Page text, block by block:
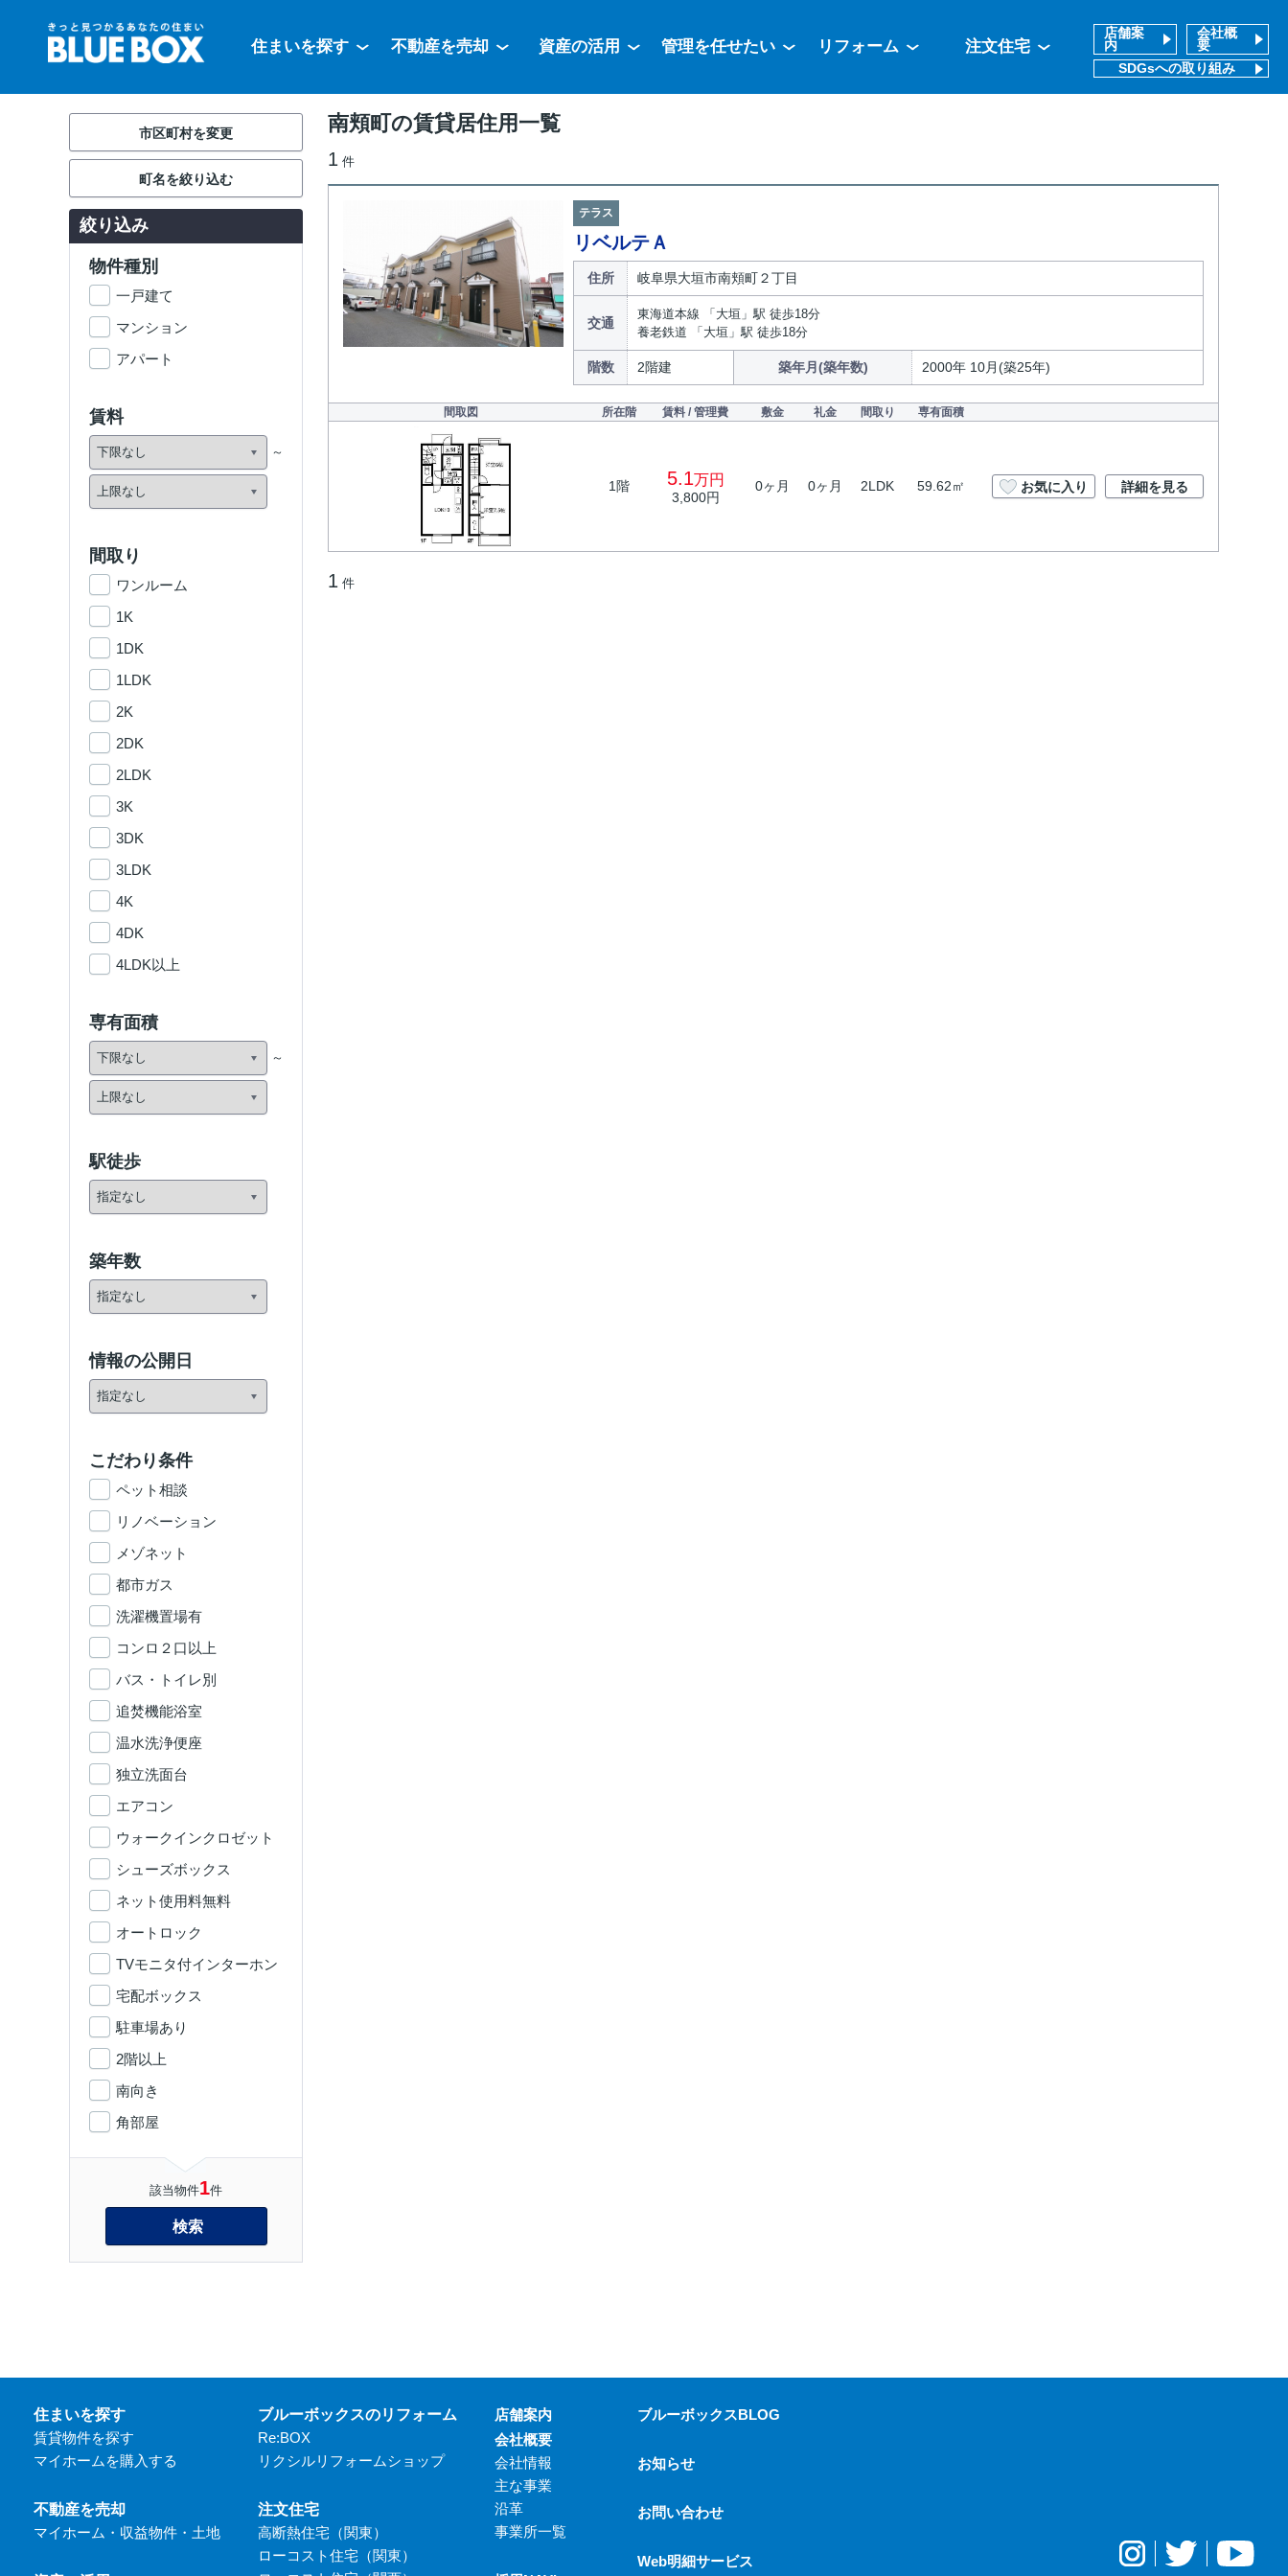
住まいを探す 不動産を売却 資産の活用 管理を任せたい リフォーム 注文住宅
店舗案
内
会社概
要
SDGsへの取り組み
南頬町の賃貸居住用一覧
1 件
テラス
リベルテＡ
住所 岐阜県大垣市南頬町２丁目
交通
東海道本線 「大垣」駅 徒歩18分
養老鉄道 「大垣」駅 徒歩18分
階数 2階建 築年月(築年数) 2000年 10月(築25年)
間取図 所在階 賃料 / 管理費 敷金 礼金 間取り 専有面積
1階 5.1万円
3,800円
0ヶ月 0ヶ月 2LDK 59.62㎡ お気に入り 詳細を見る
1 件
市区町村を変更
町名を絞り込む
絞り込み
物件種別
一戸建て
マンション
アパート
賃料
間取り
ワンルーム
1K
1DK
1LDK
2K
2DK
2LDK
3K
3DK
3LDK
4K
4DK
4LDK以上
専有面積
駅徒歩
築年数
情報の公開日
こだわり条件
ペット相談
リノベーション
メゾネット
都市ガス
洗濯機置場有
コンロ２口以上
バス・トイレ別
追焚機能浴室
温水洗浄便座
独立洗面台
エアコン
ウォークインクロゼット
シューズボックス
ネット使用料無料
オートロック
TVモニタ付インターホン
宅配ボックス
駐車場あり
2階以上
南向き
角部屋
該当物件1件
検索
住まいを探す
賃貸物件を探す
マイホームを購入する
不動産を売却
マイホーム・収益物件・土地
ブルーボックスのリフォーム
Re:BOX
リクシルリフォームショップ
注文住宅
高断熱住宅（関東）
ローコスト住宅（関東）
店舗案内
会社概要
会社情報
主な事業
沿革
事業所一覧
ブルーボックスBLOG
お知らせ
お問い合わせ
Web明細サービス